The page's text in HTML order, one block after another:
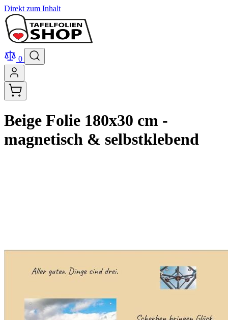
Direkt zum Inhalt
0
Beige Folie 180x30 cm -
magnetisch & selbstklebend